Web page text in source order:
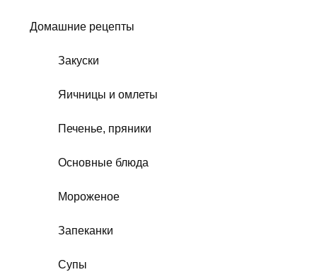
Домашние рецепты
Закуски
Яичницы и омлеты
Печенье, пряники
Основные блюда
Мороженое
Запеканки
Супы